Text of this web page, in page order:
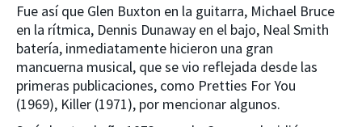
Fue así que Glen Buxton en la guitarra, Michael Bruce
en la rítmica, Dennis Dunaway en el bajo, Neal Smith
batería, inmediatamente hicieron una gran
mancuerna musical, que se vio reflejada desde las
primeras publicaciones, como Pretties For You
(1969), Killer (1971), por mencionar algunos.